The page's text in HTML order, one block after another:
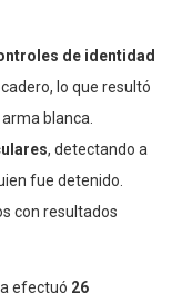
de identidad
lo que resultó
blanca.
, detectando a
fue detenido.
con resultados
efectuó 26